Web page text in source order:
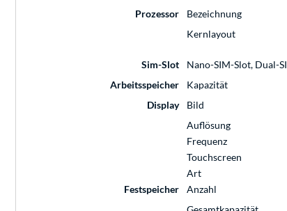
Prozessor
Bezeichnung
Kernlayout
Sim-Slot
Nano-SIM-Slot, Dual-
Arbeitsspeicher
Kapazität
Display
Bild
Auflösung
Frequenz
Touchscreen
Art
Festspeicher
Anzahl